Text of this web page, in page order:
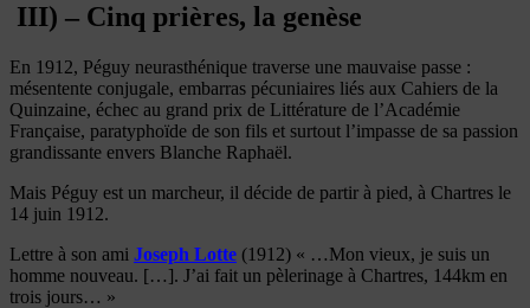
III) – Cinq prières, la genèse
En 1912, Péguy neurasthénique traverse une mauvaise passe :
mésentente conjugale, embarras pécuniaires liés aux Cahiers de la
Quinzaine, échec au grand prix de Littérature de l’Académie
Française, paratyphoïde de son fils et surtout l’impasse de sa passion
grandissante envers Blanche Raphaël.
Mais Péguy est un marcheur, il décide de partir à pied, à Chartres le
14 juin 1912.
Lettre à son ami Joseph Lotte (1912) « …Mon vieux, je suis un
homme nouveau. […]. J’ai fait un pèlerinage à Chartres, 144km en
trois jours… »